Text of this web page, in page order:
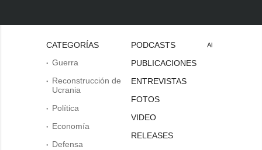
CATEGORÍAS
Guerra
Reconstrucción de
Ucrania
Política
Economía
Defensa
PODCASTS
PUBLICACIONES
ENTREVISTAS
FOTOS
VIDEO
RELEASES
Al